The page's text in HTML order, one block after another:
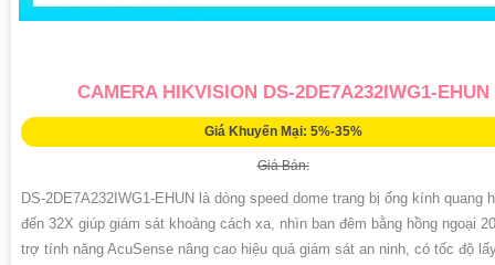
CAMERA HIKVISION DS-2DE7A232IWG1-EHUN
Giá Khuyến Mại: 5%-35%
Giá Bán:
DS-2DE7A232IWG1-EHUN là dòng speed dome trang bị ống kính quang
đến 32X giúp giám sát khoảng cách xa, nhìn ban đêm bằng hồng ngoại
trợ tính năng AcuSense nâng cao hiệu quả giám sát an ninh, có tốc độ